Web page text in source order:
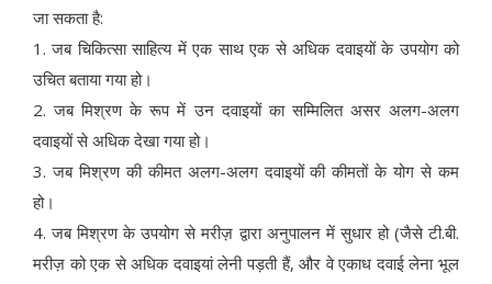
जा सकता है:
1. जब चिकित्सा साहित्य में एक साथ एक से अधिक दवाइयों के उपयोग को
उचित बताया गया हो।
2. जब मिश्रण के रूप में उन दवाइयों का सम्मिलित असर अलग-अलग
दवाइयों से अधिक देखा गया हो।
3. जब मिश्रण की कीमत अलग-अलग दवाइयों की कीमतों के योग से कम
हो।
4. जब मिश्रण के उपयोग से मरीज़ द्वारा अनुपालन में सुधार हो (जैसे टी.बी.
मरीज़ को एक से अधिक दवाइयां लेनी पड़ती हैं, और वे एकाध दवाई लेना भूल